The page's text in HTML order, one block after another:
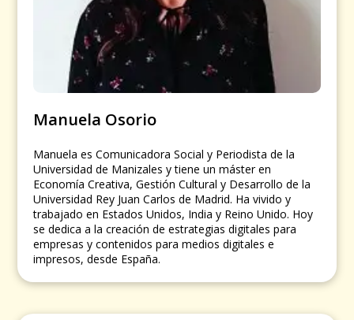
Manuela Osorio
Manuela es Comunicadora Social y Periodista de la
Universidad de Manizales y tiene un máster en
Economía Creativa, Gestión Cultural y Desarrollo de la
Universidad Rey Juan Carlos de Madrid. Ha vivido y
trabajado en Estados Unidos, India y Reino Unido. Hoy
se dedica a la creación de estrategias digitales para
empresas y contenidos para medios digitales e
impresos, desde España.